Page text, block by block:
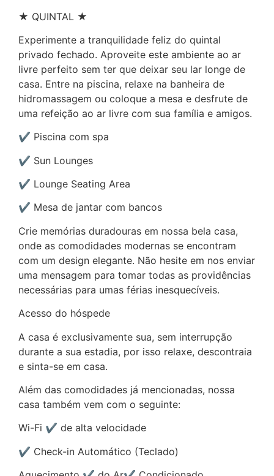
★ QUINTAL ★
Experimente a tranquilidade feliz do quintal
privado fechado. Aproveite este ambiente ao ar
livre perfeito sem ter que deixar seu lar longe de
casa. Entre na piscina, relaxe na banheira de
hidromassagem ou coloque a mesa e desfrute de
uma refeição ao ar livre com sua família e amigos.
✔ Piscina com spa
✔ Sun Lounges
✔ Lounge Seating Area
✔ Mesa de jantar com bancos
Crie memórias duradouras em nossa bela casa,
onde as comodidades modernas se encontram
com um design elegante. Não hesite em nos enviar
uma mensagem para tomar todas as providências
necessárias para umas férias inesquecíveis.
Acesso do hóspede
A casa é exclusivamente sua, sem interrupção
durante a sua estadia, por isso relaxe, descontraia
e sinta-se em casa.
Além das comodidades já mencionadas, nossa
casa também vem com o seguinte:
Wi-Fi ✔ de alta velocidade
✔ Check-in Automático (Teclado)